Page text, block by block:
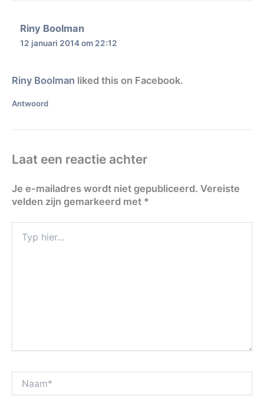
Riny Boolman
12 januari 2014 om 22:12
Riny Boolman liked this on Facebook.
Antwoord
Laat een reactie achter
Je e-mailadres wordt niet gepubliceerd. Vereiste
velden zijn gemarkeerd met *
hier...